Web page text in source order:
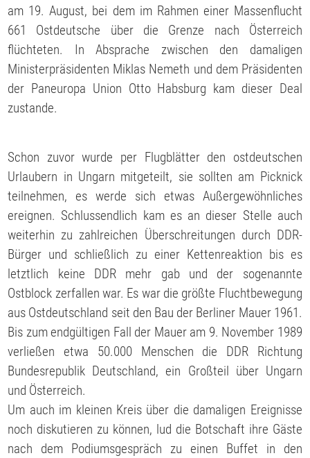
am 19. August, bei dem im Rahmen einer Massenflucht
661 Ostdeutsche über die Grenze nach Österreich
flüchteten. In Absprache zwischen den damaligen
Ministerpräsidenten Miklas Nemeth und dem Präsidenten
der Paneuropa Union Otto Habsburg kam dieser Deal
zustande.
Schon zuvor wurde per Flugblätter den ostdeutschen
Urlaubern in Ungarn mitgeteilt, sie sollten am Picknick
teilnehmen, es werde sich etwas Außergewöhnliches
ereignen. Schlussendlich kam es an dieser Stelle auch
weiterhin zu zahlreichen Überschreitungen durch DDR-
Bürger und schließlich zu einer Kettenreaktion bis es
letztlich keine DDR mehr gab und der sogenannte
Ostblock zerfallen war. Es war die größte Fluchtbewegung
aus Ostdeutschland seit den Bau der Berliner Mauer 1961.
Bis zum endgültigen Fall der Mauer am 9. November 1989
verließen etwa 50.000 Menschen die DDR Richtung
Bundesrepublik Deutschland, ein Großteil über Ungarn
und Österreich.
Um auch im kleinen Kreis über die damaligen Ereignisse
noch diskutieren zu können, lud die Botschaft ihre Gäste
nach dem Podiumsgespräch zu einen Buffet in den